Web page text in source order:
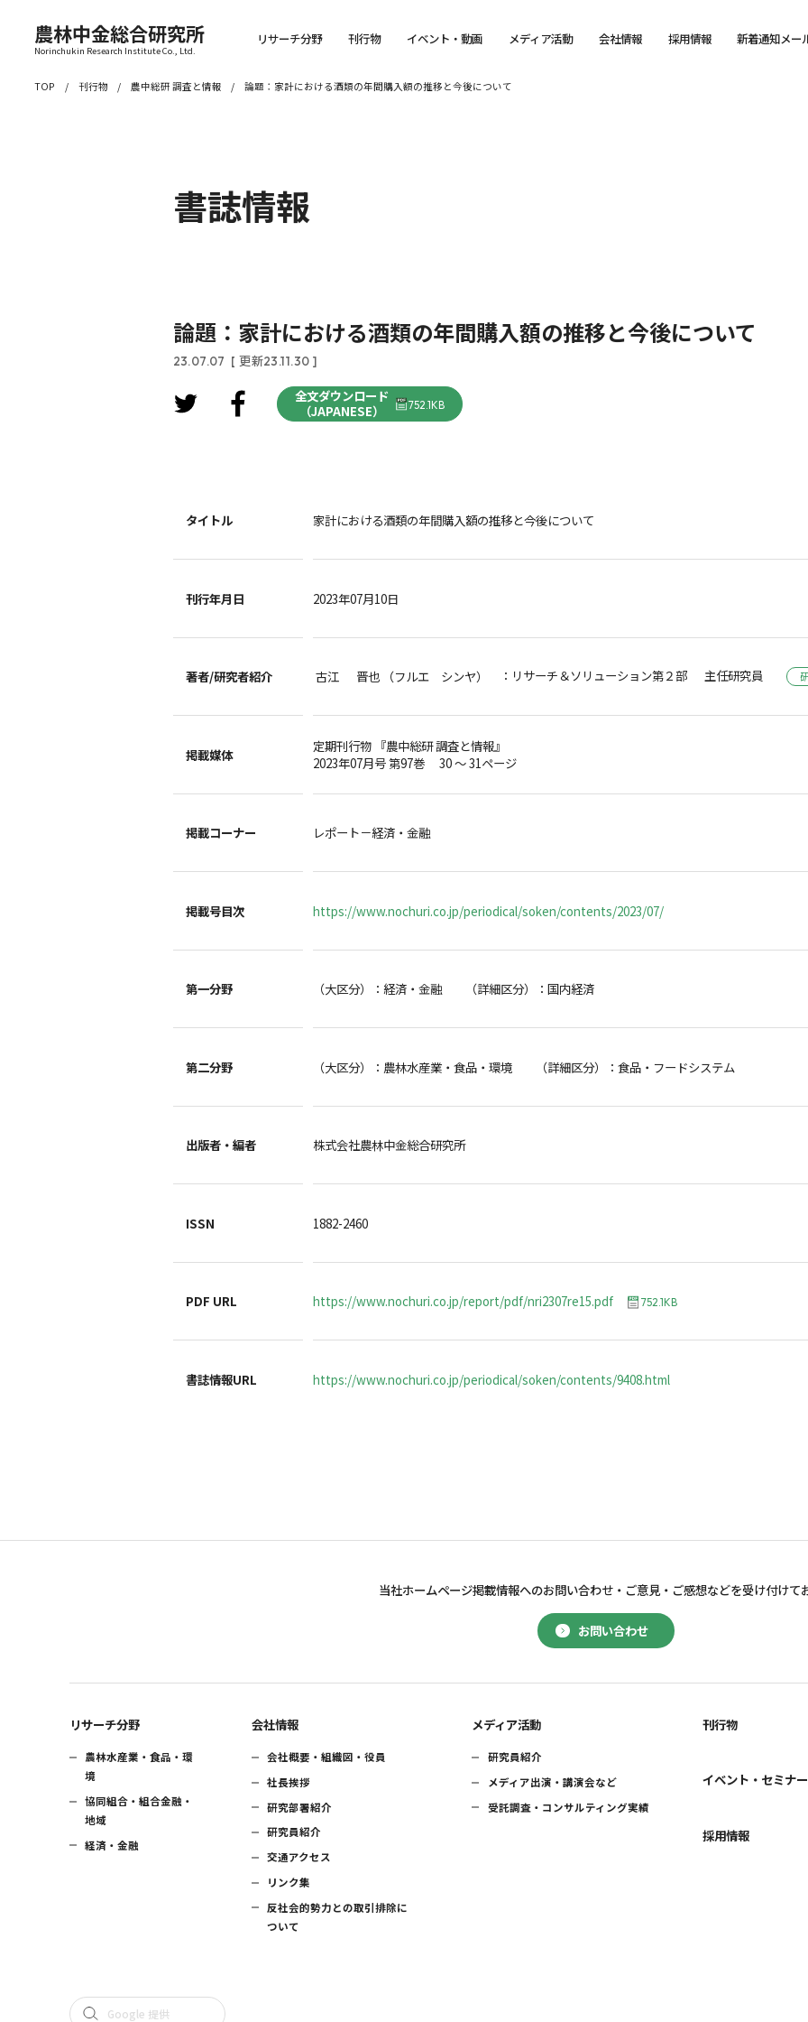
農林中金総合研究所
Norinchukin Research Institute Co., Ltd.
リサーチ分野 刊行物 イベント・動画 メディア活動 会社情報 採用情報 新着通知メー
TOP 刊行物 農中総研 調査と情報 論題：家計における酒類の年間購入額の推移と今後について
書誌情報
論題：家計における酒類の年間購入額の推移と今後について
23.07.07 [ 更新23.11.30 ]
全文ダウンロード
（JAPANESE）
752.1KB
タイトル 家計における酒類の年間購入額の推移と今後について
刊行年月日 2023年07月10日
著者/研究者紹介 古江 晋也 （フルエ シンヤ） ：リサーチ＆ソリューション第２部 主任研究員
掲載媒体
定期刊行物 『農中総研 調査と情報』
2023年07月号 第97巻 30 ～ 31ページ
掲載コーナー レポート－経済・金融
掲載号目次 https://www.nochuri.co.jp/periodical/soken/contents/2023/07/
第一分野 （大区分）：経済・金融 （詳細区分）：国内経済
第二分野 （大区分）：農林水産業・食品・環境 （詳細区分）：食品・フードシステム
出版者・編者 株式会社農林中金総合研究所
ISSN 1882-2460
PDF URL https://www.nochuri.co.jp/report/pdf/nri2307re15.pdf 752.1KB
書誌情報URL https://www.nochuri.co.jp/periodical/soken/contents/9408.html
お問い合わせ
当社ホームページ掲載情報へのお問い合わせ・ ご意見・ご感想などを受け付けて
リサーチ分野
農林水産業・食品・環
境
協同組合・組合金融・
地域
経済・金融
会社情報
会社概要・組織図・役員
社長挨拶
研究部署紹介
研究員紹介
交通アクセス
リンク集
反社会的勢力との取引排除に
ついて
メディア活動
研究員紹介
メディア出演・講演会など
受託調査・コンサルティング実績
刊行物
イベント・セミナー
採用情報